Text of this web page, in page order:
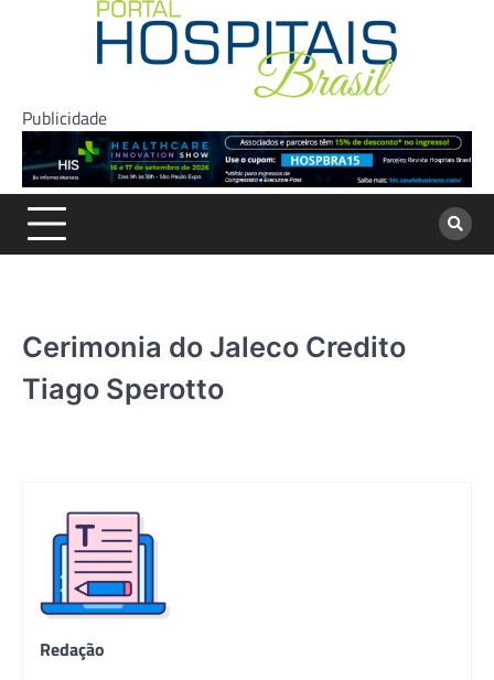
Publicidade
Cerimonia do Jaleco Credito
Tiago Sperotto
Redação